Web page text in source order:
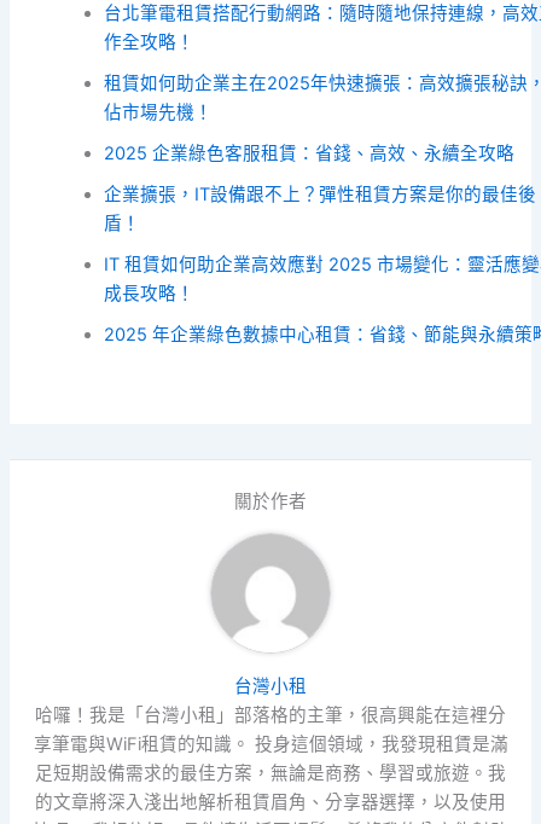
台北筆電租賃搭配行動網路：隨時隨地保持連線，高
作全攻略！
租賃如何助企業主在2025年快速擴張：高效擴張秘訣
佔市場先機！
2025 企業綠色客服租賃：省錢、高效、永續全攻略
企業擴張，IT設備跟不上？彈性租賃方案是你的最佳後
盾！
IT 租賃如何助企業高效應對 2025 市場變化：靈活應
成長攻略！
2025 年企業綠色數據中心租賃：省錢、節能與永續策
關於作者
台灣小租
哈囉！我是「台灣小租」部落格的主筆，很高興能在這裡分
享筆電與WiFi租賃的知識。 投身這個領域，我發現租賃是滿
足短期設備需求的最佳方案，無論是商務、學習或旅遊。我
的文章將深入淺出地解析租賃眉角、分享器選擇，以及使用